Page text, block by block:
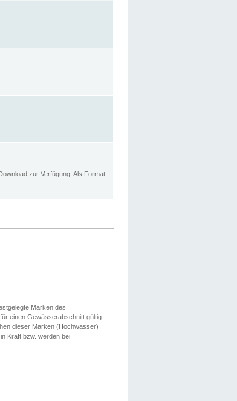
zur Verfügung. Als Format
Marken des
einen Gewässerabschnitt gültig.
dieser Marken (Hochwasser)
Kraft bzw. werden bei